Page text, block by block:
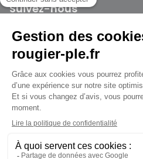
Suivez-nous
Rougier et Plé 2024 Copyright
Mentions légales
Conditions générales des ventes